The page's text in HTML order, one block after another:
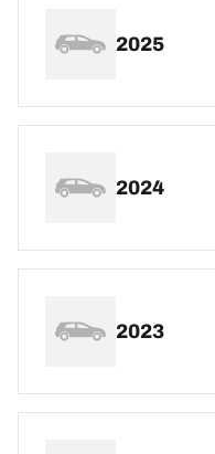
2025
2024
2023